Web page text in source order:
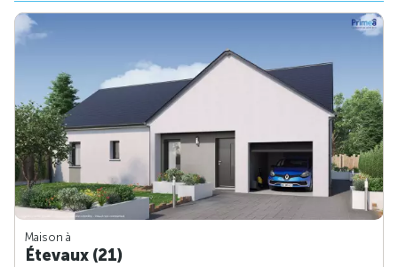
Maison à
Étevaux (21)